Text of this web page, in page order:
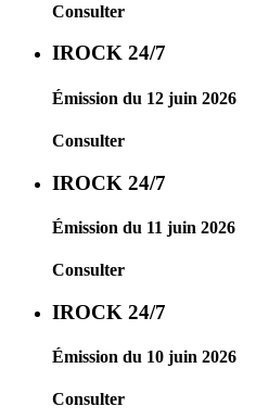
Consulter
IROCK 24/7
Émission du 12 juin 2026
Consulter
IROCK 24/7
Émission du 11 juin 2026
Consulter
IROCK 24/7
Émission du 10 juin 2026
Consulter